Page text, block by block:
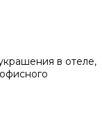
в отеле,